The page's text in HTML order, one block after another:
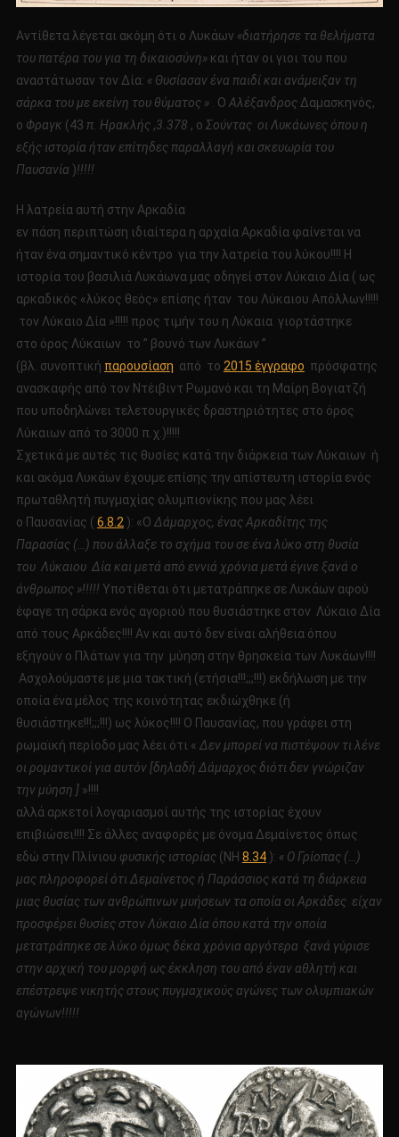
Αντίθετα λέγεται ακόμη ότι ο Λυκάων «διατήρησε τα θελήματα
του πατέρα του για τη δικαιοσύνη»και ήταν οι γιοι του που
αναστάτωσαν τον Δία: « Θυσίασαν ένα παιδί και ανάμειξαν τη
σάρκα του με εκείνη του θύματος ». Ο ΑλέξανδροςΔαμασκηνός,
ο Φραγκ (43 π. Ηρακλής,3.378 , ο Σούντας οι Λυκάωνες όπου η
εξής ιστορία ήταν επίτηδες παραλλαγή και σκευωρία του
Παυσανία )!!!!!
Η λατρεία αυτή στην Αρκαδία
εν πάση περιπτώση ιδιαίτερα η αρχαία Αρκαδία φαίνεται να
ήταν ένα σημαντικό κέντρο για την λατρεία του λύκου!!!! Η
ιστορία του βασιλιά Λυκάωνα μας οδηγεί στον Λύκαιο Δία ( ως
αρκαδικός «λύκος θεός» επίσης ήταν του Λύκαιου Απόλλων!!!!!
τον Λύκαιο Δία »!!!!! προς τιμήν του η Λύκαια γιορτάστηκε
στο όρος Λύκαιων το ” βουνό των Λυκάων ”
(βλ. συνοπτική παρουσίαση από το 2015 έγγραφο πρόσφατης
ανασκαφής από τον Ντέιβιντ Ρωμανό και τη Μαίρη Βογιατζή
που υποδηλώνει τελετουργικές δραστηριότητες στο όρος
Λύκαιων από το 3000 π.χ.)!!!!!
Σχετικά με αυτές τις θυσίες κατά την διάρκεια των Λύκαιων ή
και ακόμα Λυκάων έχουμε επίσης την απίστευτη ιστορία ενός
πρωταθλητή πυγμαχίας ολυμπιονίκης που μας λέει
ο Παυσανίας ( 6.8.2): «Ο Δάμαρχος, ένας Αρκαδίτης της
Παρασίας (…) που άλλαξε το σχήμα του σε ένα λύκο στη θυσία
του Λύκαιου Δία και μετά από εννιά χρόνια μετά έγινε ξανά ο
άνθρωπος »!!!!! Υποτίθεται ότι μετατράπηκε σε Λυκάων αφού
έφαγε τη σάρκα ενός αγοριού που θυσιάστηκε στον Λύκαιο Δία
από τους Αρκάδες!!!! Αν και αυτό δεν είναι αλήθεια όπου
εξηγούν ο Πλάτων για την μύηση στην θρησκεία των Λυκάων!!!!
Ασχολούμαστε με μια τακτική (ετήσια!!!;;;!!!) εκδήλωση με την
οποία ένα μέλος της κοινότητας εκδιώχθηκε (ή
θυσιάστηκε!!!;;;!!!) ως λύκος!!!! Ο Παυσανίας, που γράφει στη
ρωμαϊκή περίοδο μας λέει ότι « Δεν μπορεί να πιστέψουν τι λένε
οι ρομαντικοί για αυτόν [δηλαδή Δάμαρχος διότι δεν γνώριζαν
την μύηση ]»!!!!
αλλά αρκετοί λογαριασμοί αυτής της ιστορίας έχουν
επιβιώσει!!!! Σε άλλες αναφορές με όνομα Δεμαίνετος όπως
εδώ στην Πλίνιου φυσικής ιστορίας(NH 8.34): « Ο Γρίοπας (…)
μας πληροφορεί ότι Δεμαίνετος ή Παράσσιος κατά τη διάρκεια
μιας θυσίας των ανθρώπινων μυήσεων τα οποία οι Αρκάδες είχαν
προσφέρει θυσίες στον Λύκαιο Δία όπου κατά την οποία
μετατράπηκε σε λύκο όμως δέκα χρόνια αργότερα ξανά γύρισε
στην αρχική του μορφή ως έκκληση του από έναν αθλητή και
επέστρεψε νικητής στους πυγμαχικούς αγώνες των ολυμπιακών
αγώνων!!!!!